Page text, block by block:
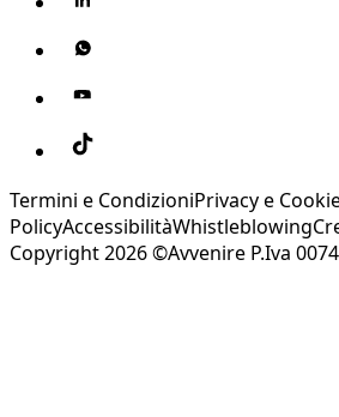
Termini e CondizioniPrivacy e
PolicyAccessibilitàWhistleblowing
Copyright 2026 ©Avvenire P.Iva